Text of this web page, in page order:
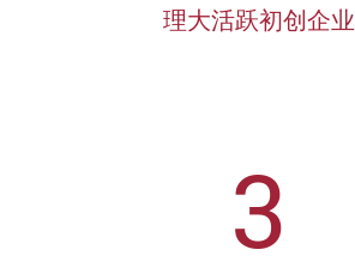
理大活跃初创企业
3